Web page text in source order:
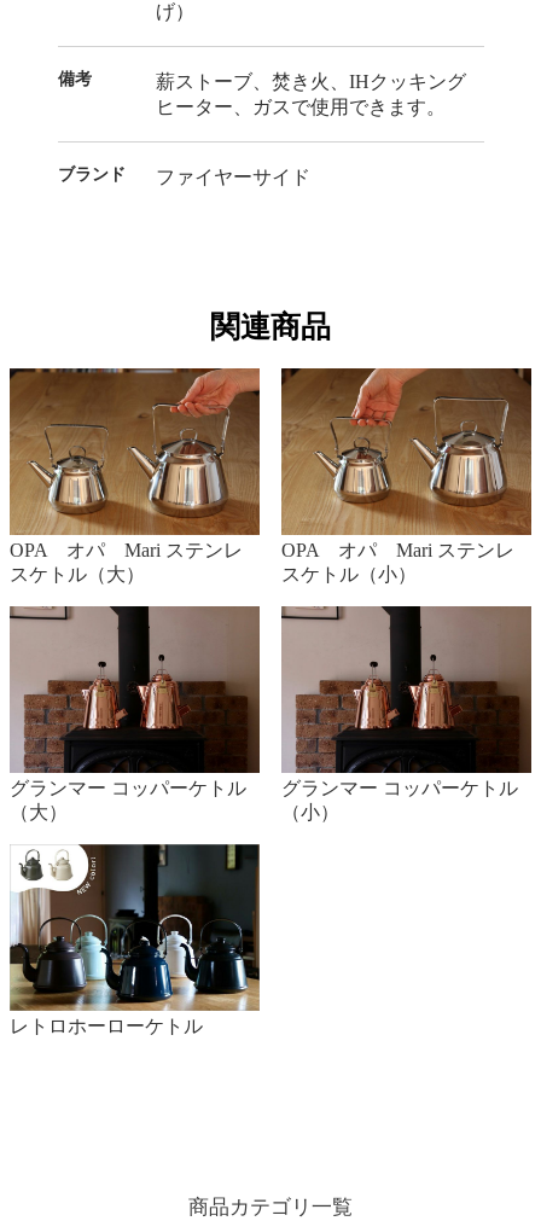
げ）
備考
薪ストーブ、焚き火、IHクッキング
ヒーター、ガスで使用できます。
ブランド ファイヤーサイド
関連商品
OPA オパ Mari ステンレ
スケトル（大）
OPA オパ Mari ステンレ
スケトル（小）
グランマー コッパーケトル
（大）
グランマー コッパーケトル
（小）
レトロホーローケトル
商品カテゴリ一覧